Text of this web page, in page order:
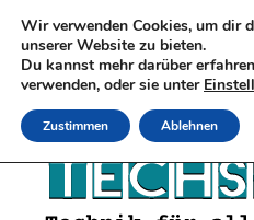
Wir verwenden Cookies, um dir
unserer Website zu bieten.
Du kannst mehr darüber
verwenden, oder sie unter
Zustimmen Ablehnen